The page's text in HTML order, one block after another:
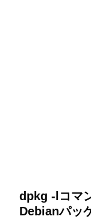
dpkg -lコマ
Debianパッ